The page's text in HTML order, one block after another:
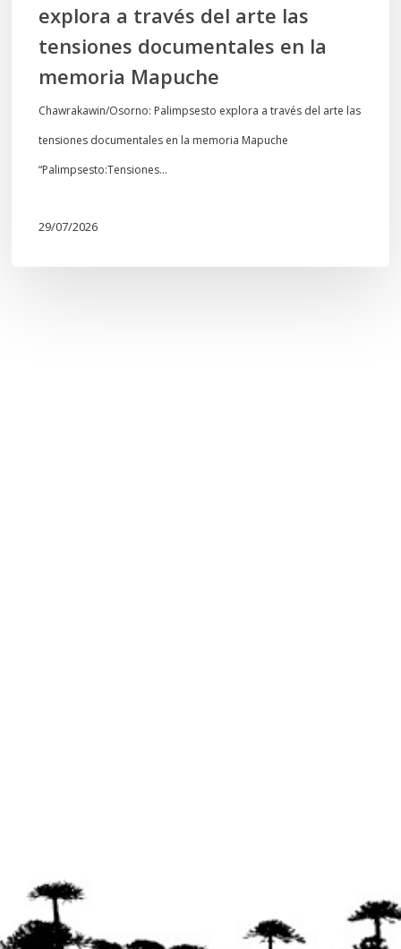
memoria
Mapuche
explora a través del arte las
tensiones documentales en la
memoria Mapuche
Chawrakawin/Osorno: Palimpsesto explora a través del arte las
tensiones documentales en la memoria Mapuche
“Palimpsesto:Tensiones…
29/07/2026